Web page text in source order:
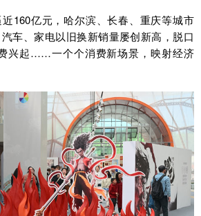
160亿元，哈尔滨、长春、重庆等城市
车、家电以旧换新销量屡创新高，脱口
兴起……一个个消费新场景，映射经济